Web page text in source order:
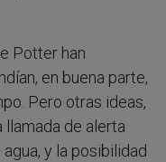
Potter han
en buena parte,
Pero otras ideas,
llamada de alerta
y la posibilidad